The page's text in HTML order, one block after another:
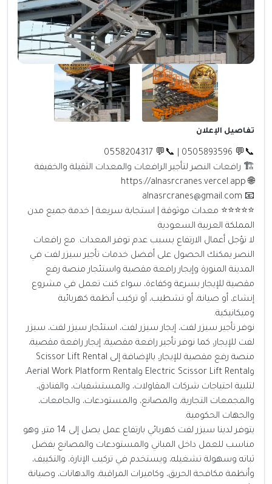
تفاصيل الإعلان
📞💬 0505893596 | 📞💬 0558204317
🏗️ رافعات النصر لتأجير الرافعات والمعدات الثقيلة والخفيفة
🌐 https://alnasrcranes.vercel.app
📧 alnasrcranes@gmail.com
⭐⭐⭐⭐⭐ معدات موثوقة | استجابة سريعة | خدمة جميع مدن
المملكة العربية السعودية
لا تؤجل أعمال الارتفاع بسبب عدم توفر المعدات. مع رافعات
النصر يمكنك الحصول على أفضل خدمات تأجير سيزر لفت في
المدينة المنورة وإيجار رافعة مقصية واستئجار منصة رفع
مقصية للإيجار بسرعة وكفاءة، سواء كنت تعمل في مشروع
إنشاء، أو صيانة، أو تشطيب، أو تركيب أنظمة كهربائية
وميكانيكية.
نوفر تأجير سيزر لفت، إيجار سيزر لفت، استئجار سيزر لفت، سيزر
لفت للإيجار، كما نوفر تأجير رافعة مقصية، إيجار رافعة مقصية،
منصة رفع مقصية للإيجار، بالإضافة إلى Scissor Lift Rental
وElectric Scissor Lift Rental وAerial Work Platform Rental،
لتلبية احتياجات شركات المقاولات، والمستشفيات، والفنادق،
والمجمعات التجارية، والمصانع، والمستودعات، والجامعات،
والجهات الحكومية.
يتوفر لدينا سيزر لفت كهربائي بارتفاع عمل يصل إلى 14 متر، وهو
مناسب للعمل داخل المباني والمستودعات والمصانع بفضل
ثباته وسهولة تشغيله، ويستخدم في تركيب الإنارة، والتكييف،
وأنظمة مكافحة الحريق، وكاميرات المراقبة، والدهانات، وصيانة